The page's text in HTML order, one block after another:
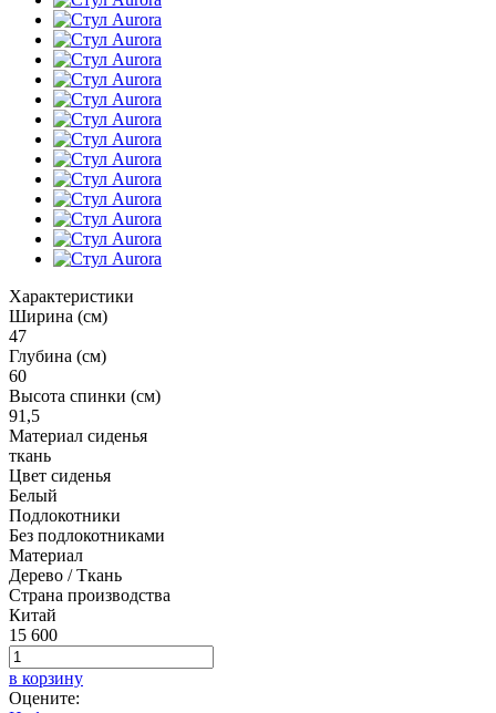
Характеристики
Ширина (см)
47
Глубина (см)
60
Высота спинки (см)
91,5
Материал сиденья
ткань
Цвет сиденья
Белый
Подлокотники
Без подлокотниками
Материал
Дерево / Ткань
Страна производства
Китай
15 600
в корзину
Оцените: